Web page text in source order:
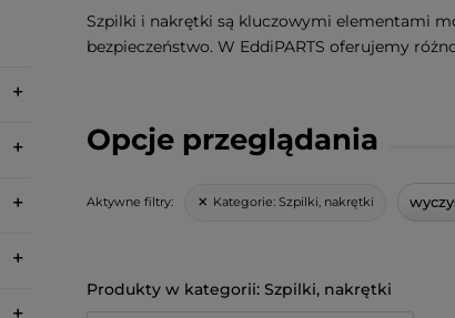
Opcje przeglądania
Aktywne filtry: Kategorie: Szpilki, nakrętki
Szpilki i nakrętki są kluczowymi elementami
bezpieczeństwo. W EddiPARTS oferujemy
Szpilki, nakrętki